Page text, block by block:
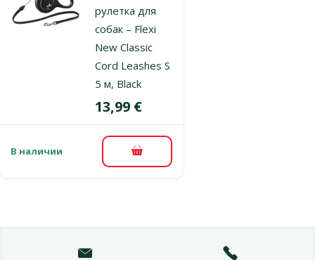
рулетка для
собак – Flexi
New Classic
Cord Leashes S
5 м, Black
Цена
13,99 €
В наличии В корзину